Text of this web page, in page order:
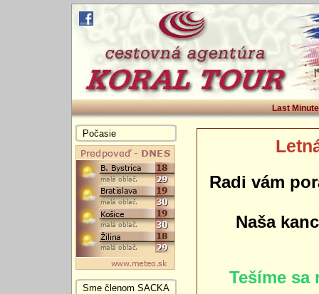
Last Minute
Radi vám
Naša
Tešíme sa
Počasie
Sme členom SACKA